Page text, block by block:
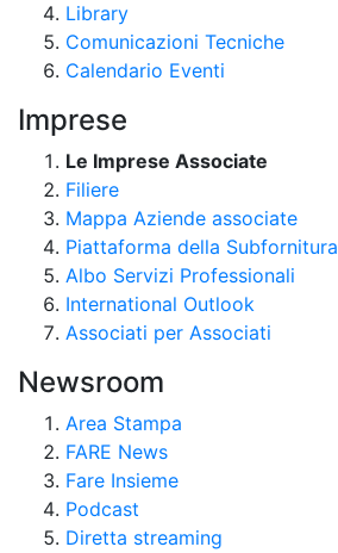
Library
Comunicazioni Tecniche
Calendario Eventi
Imprese
Le Imprese Associate
Filiere
Mappa Aziende associate
Piattaforma della Subfornitura
Albo Servizi Professionali
International Outlook
Associati per Associati
Newsroom
Area Stampa
FARE News
Fare Insieme
Podcast
Diretta streaming